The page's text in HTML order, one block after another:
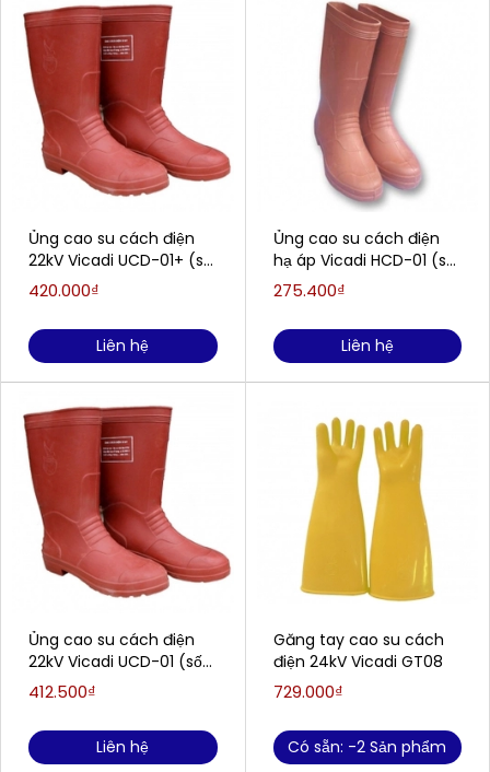
Ủng cao su cách điện
22kV Vicadi UCD-01+ (số
42)
420.000₫
Liên hệ
Ủng cao su cách điện
22kV Vicadi UCD-01 (số
40, 41)
412.500₫
Liên hệ
Ủng cao su cách điện
hạ áp Vicadi HCD-01 (số
40, 41)
275.400₫
Liên hệ
Găng tay cao su cách
điện 24kV Vicadi GT08
729.000₫
Có sẵn: -2 Sản phẩm